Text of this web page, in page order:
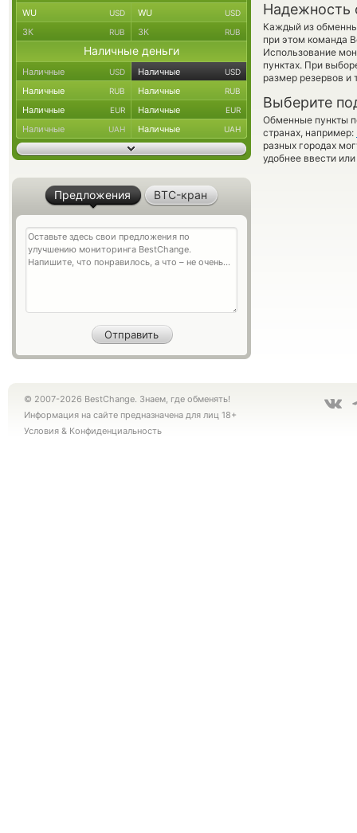
Надежность
Каждый из
при этом команда
Использование
пунктах. При
размер резервов и
Выберите
Обменные пункты
странах, например:
разных городах
удобнее ввести
WU USD WU USD
ЗК RUB ЗК RUB
Наличные деньги
Наличные USD Наличные USD
Наличные RUB Наличные RUB
Наличные EUR Наличные EUR
Наличные UAH Наличные UAH
Предложения BTC-кран
© 2007-2026 BestChange. Знаем, где обменять!
Информация на сайте предназначена для лиц 18+
Условия & Конфиденциальность